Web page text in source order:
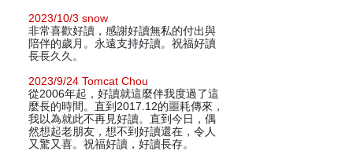
2023/10/3 snow
非常喜歡好讀，感謝好讀無私的付出與
陪伴的歲月。永遠支持好讀。祝福好讀
長長久久。
2023/9/24 Tomcat Chou
從2006年起，好讀就這麼伴我度過了這
麼長的時間。直到2017.12的噩耗傳來，
我以為就此不再見好讀。直到今日，偶
然想起老朋友，想不到好讀還在，令人
又驚又喜。祝福好讀，好讀長存。